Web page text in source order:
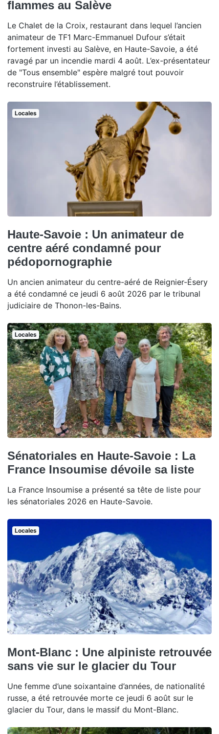
flammes au Salève
Le Chalet de la Croix, restaurant dans lequel l’ancien
animateur de TF1 Marc-Emmanuel Dufour s’était
fortement investi au Salève, en Haute-Savoie, a été
ravagé par un incendie mardi 4 août. L’ex-présentateur
de "Tous ensemble" espère malgré tout pouvoir
reconstruire l’établissement.
Locales
Haute-Savoie : Un animateur de
centre aéré condamné pour
pédopornographie
Un ancien animateur du centre-aéré de Reignier-Ésery
a été condamné ce jeudi 6 août 2026 par le tribunal
judiciaire de Thonon-les-Bains.
Locales
Sénatoriales en Haute-Savoie : La
France Insoumise dévoile sa liste
La France Insoumise a présenté sa tête de liste pour
les sénatoriales 2026 en Haute-Savoie.
Locales
Mont-Blanc : Une alpiniste retrouvée
sans vie sur le glacier du Tour
Une femme d’une soixantaine d’années, de nationalité
russe, a été retrouvée morte ce jeudi 6 août sur le
glacier du Tour, dans le massif du Mont-Blanc.